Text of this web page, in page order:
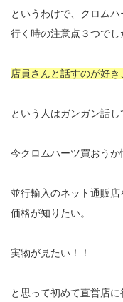
というわけで、クロム
行く時の注意点３つでし
店員さんと話すのが好き
という人はガンガン話
今クロムハーツ買おうか
並行輸入のネット通販
価格が知りたい。
実物が見たい！！
と思って初めて直営店に